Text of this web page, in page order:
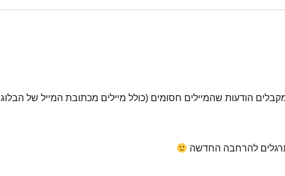
הודעות שהמיילים חסומים (כולל מיילים מכתובת המייל של הבלוג
להרחבה החדשה